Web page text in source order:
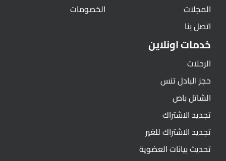
المجلات
اتصل بنا
الخصومات
خدمات اونلاين
الرحلات
حجز البادل تنس
الشاتل باص
تجديد الاشتراك
تجديد الاشتراك للغير
تحديث بيانات العضوية